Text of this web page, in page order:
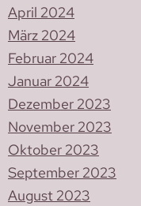
April 2024
März 2024
Februar 2024
Januar 2024
Dezember 2023
November 2023
Oktober 2023
September 2023
August 2023